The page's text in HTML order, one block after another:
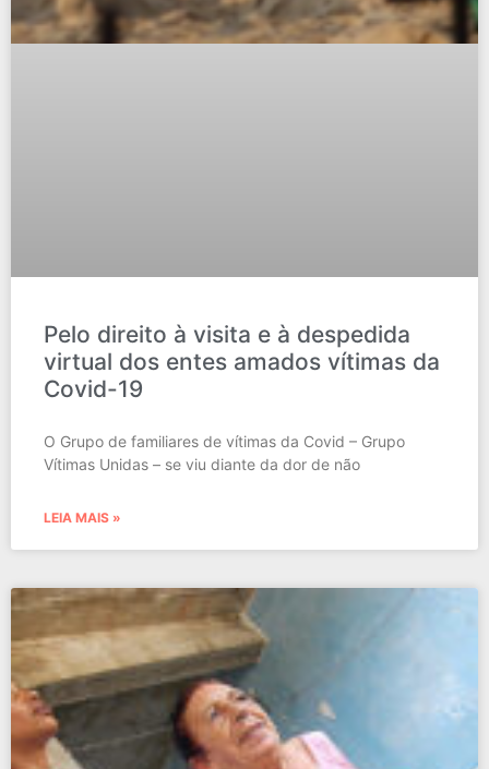
Pelo direito à visita e à despedida
virtual dos entes amados vítimas da
Covid-19
O Grupo de familiares de vítimas da Covid – Grupo
Vítimas Unidas – se viu diante da dor de não
LEIA MAIS »